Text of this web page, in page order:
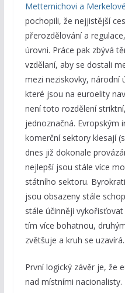
Metternichovi a Merkelové
pochopili, že nejjistější
přerozdělování a
úrovni. Práce pak zbývá
vzdělaní, aby se dostali
mezi neziskovky, národní
které jsou na euroelity
není toto rozdělení
jednoznačná.
komerční sektory klesají
dnes již dokonale
nejlepší jsou stále více
státního sektoru.
jsou obsazeny stále
stále účinněji
tím více bohatnou,
zvětšuje a kruh se uzavírá.
První logický závěr je, že
nad místními